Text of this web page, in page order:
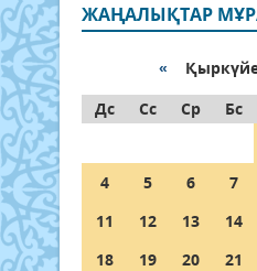
ЖАҢАЛЫҚТАР
«
Дс
Сс Ср Бс
4
5 6 7
11
12 13 14
18
19 20 21